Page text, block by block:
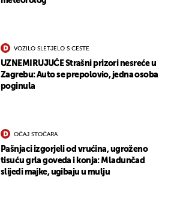
VOZILO SLETJELO S CESTE
UZNEMIRUJUĆE Strašni prizori nesreće u
Zagrebu: Auto se prepolovio, jedna osoba
poginula
OČAJ STOČARA
Pašnjaci izgorjeli od vrućina, ugroženo
tisuću grla goveda i konja: Mladunčad
slijedi majke, ugibaju u mulju